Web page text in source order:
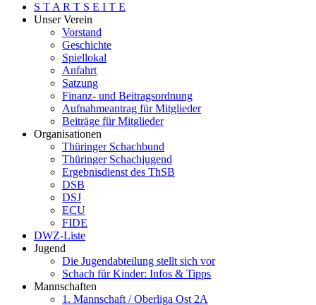
S T A R T S E I T E
Unser Verein
Vorstand
Geschichte
Spiellokal
Anfahrt
Satzung
Finanz- und Beitragsordnung
Aufnahmeantrag für Mitglieder
Beiträge für Mitglieder
Organisationen
Thüringer Schachbund
Thüringer Schachjugend
Ergebnisdienst des ThSB
DSB
DSJ
ECU
FIDE
DWZ-Liste
Jugend
Die Jugendabteilung stellt sich vor
Schach für Kinder: Infos & Tipps
Mannschaften
1. Mannschaft / Oberliga Ost 2A